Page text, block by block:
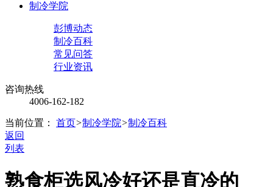
制冷学院
彭博动态
制冷百科
常见问答
行业资讯
咨询热线
4006-162-182
当前位置： 首页>制冷学院>制冷百科
返回
列表
熟食柜选风冷好还是直冷的